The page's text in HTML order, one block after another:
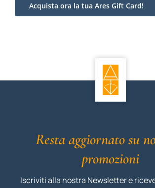
Acquista ora la tua Ares Gift Card!
Resta aggiornato su
promozioni
Iscriviti alla nostra Newsletter e